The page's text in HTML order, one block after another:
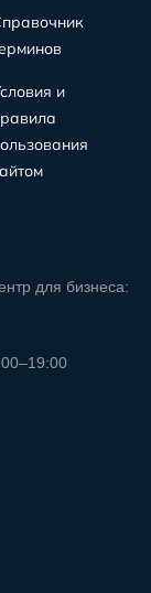
и
для бизнеса: